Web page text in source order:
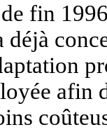
fin
afin